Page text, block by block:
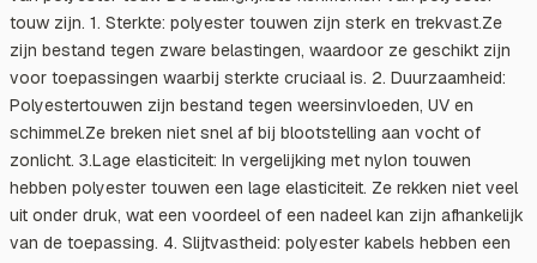
touw zijn. 1. Sterkte: polyester touwen zijn sterk en trekvast.Ze
zijn bestand tegen zware belastingen, waardoor ze geschikt zijn
voor toepassingen waarbij sterkte cruciaal is. 2. Duurzaamheid:
Polyestertouwen zijn bestand tegen weersinvloeden, UV en
schimmel.Ze breken niet snel af bij blootstelling aan vocht of
zonlicht. 3.Lage elasticiteit: In vergelijking met nylon touwen
hebben polyester touwen een lage elasticiteit. Ze rekken niet veel
uit onder druk, wat een voordeel of een nadeel kan zijn afhankelijk
van de toepassing. 4. Slijtvastheid: polyester kabels hebben een